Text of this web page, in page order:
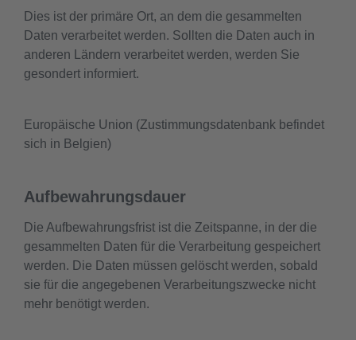
Dies ist der primäre Ort, an dem die gesammelten
Daten verarbeitet werden. Sollten die Daten auch in
anderen Ländern verarbeitet werden, werden Sie
gesondert informiert.
Europäische Union (Zustimmungsdatenbank befindet
sich in Belgien)
Aufbewahrungsdauer
Die Aufbewahrungsfrist ist die Zeitspanne, in der die
gesammelten Daten für die Verarbeitung gespeichert
werden. Die Daten müssen gelöscht werden, sobald
sie für die angegebenen Verarbeitungszwecke nicht
mehr benötigt werden.